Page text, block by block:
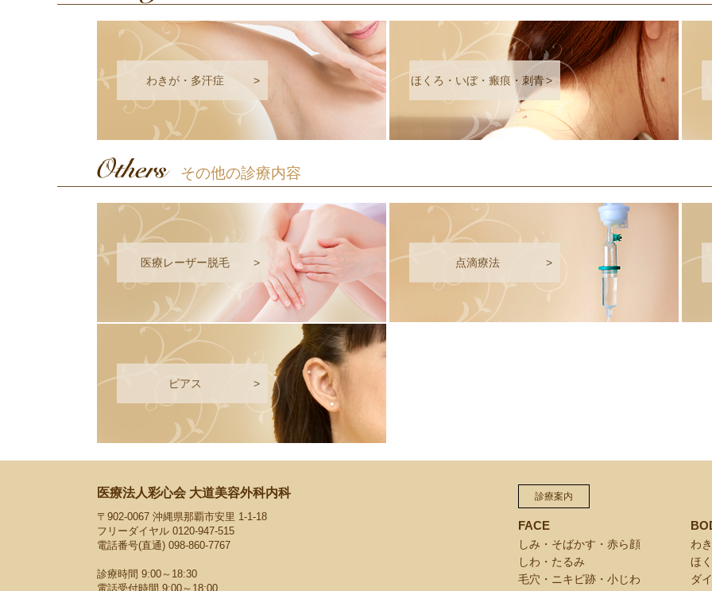
わきが・多汗症 > ほくろ・いぼ・瘢痕・刺青>
その他の診療内容
医療レーザー脱毛 > 点滴療法 >
ピアス >
医療法人彩心会 大道美容外科内科
〒902-0067 沖縄県那覇市安里 1-1-18
フリーダイヤル 0120-947-515
電話番号(直通) 098-860-7767
診療時間 9:00～18:30
電話受付時間 9:00～18:00
診療案内
FACE
しみ・そばかす・赤ら顔
しわ・たるみ
毛穴・ニキビ跡・小じわ
わ
ほ
ダ